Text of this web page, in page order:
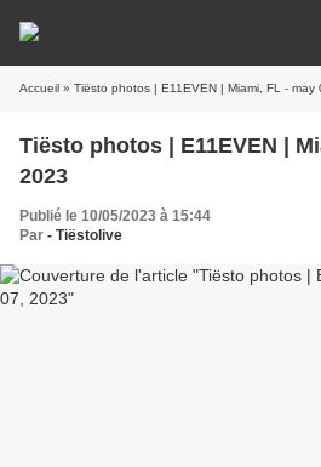
Accueil » Tiësto photos | E11EVEN | Miami, FL - may
Tiësto photos | E11EVEN |
2023
Publié le 10/05/2023 à 15:44
Par - Tiëstolive